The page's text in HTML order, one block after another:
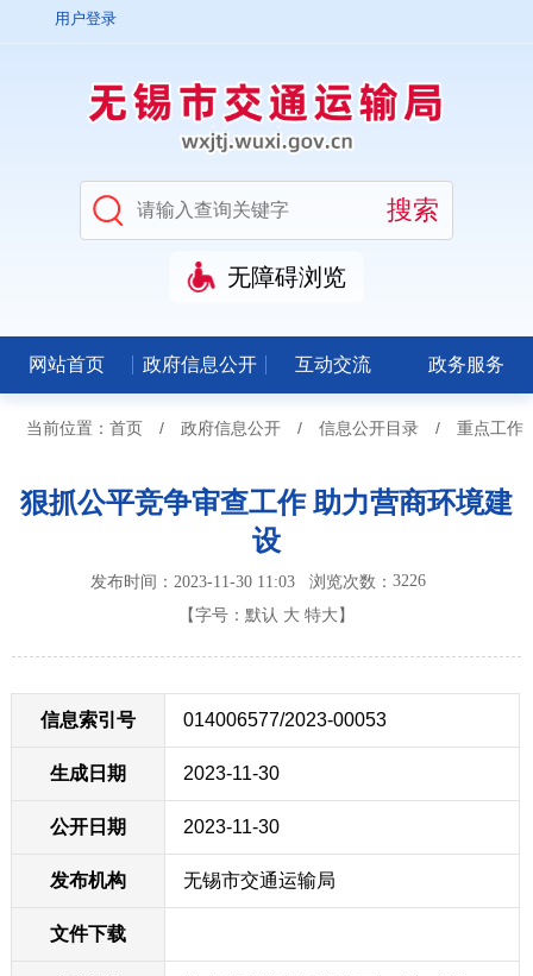
用户登录
无障碍浏览
网站首页 政府信息公开 互动交流 政务服务
当前位置： 首页 / 政府信息公开 / 信息公开目录 / 重点工作
狠抓公平竞争审查工作 助力营商环境建
设
发布时间：2023-11-30 11:03浏览次数：3226
【字号： 默认 大 特大 】
信息索引号 014006577/2023-00053
生成日期 2023-11-30
公开日期 2023-11-30
发布机构 无锡市交通运输局
文件下载